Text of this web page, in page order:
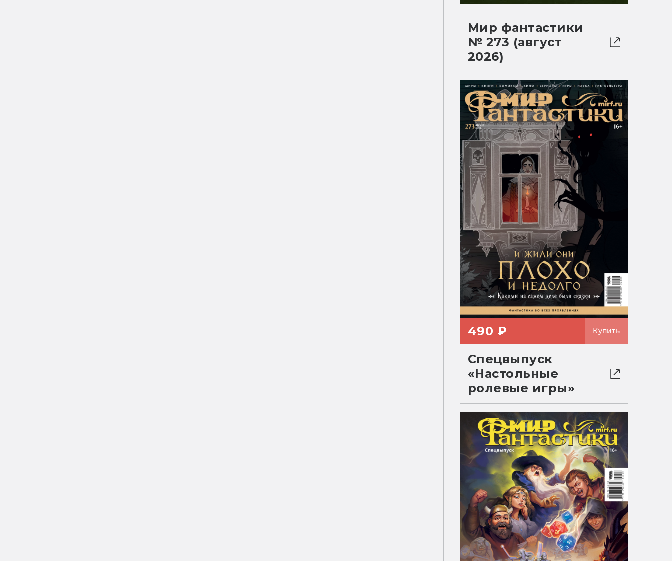
Мир фантастики
№ 273 (август
2026)
490 ₽ Купить
Спецвыпуск
«Настольные
ролевые игры»